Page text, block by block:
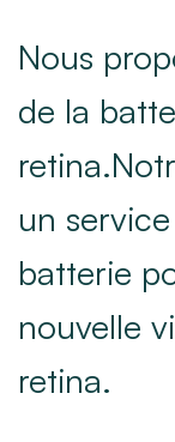
Nous
de la
un
batterie
nouvelle
retina.